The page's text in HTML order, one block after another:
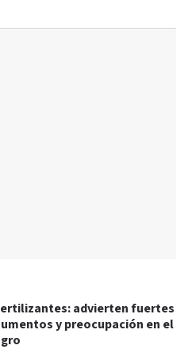
advierten fuertes
y preocupación en el